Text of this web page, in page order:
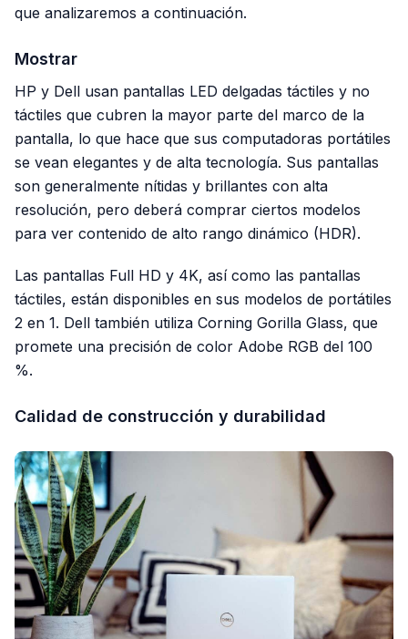
que analizaremos a continuación.
Mostrar
HP y Dell usan pantallas LED delgadas táctiles y no
táctiles que cubren la mayor parte del marco de la
pantalla, lo que hace que sus computadoras portátiles
se vean elegantes y de alta tecnología. Sus pantallas
son generalmente nítidas y brillantes con alta
resolución, pero deberá comprar ciertos modelos
para ver contenido de alto rango dinámico (HDR).
Las pantallas Full HD y 4K, así como las pantallas
táctiles, están disponibles en sus modelos de portátiles
2 en 1. Dell también utiliza Corning Gorilla Glass, que
promete una precisión de color Adobe RGB del 100
%.
Calidad de construcción y durabilidad